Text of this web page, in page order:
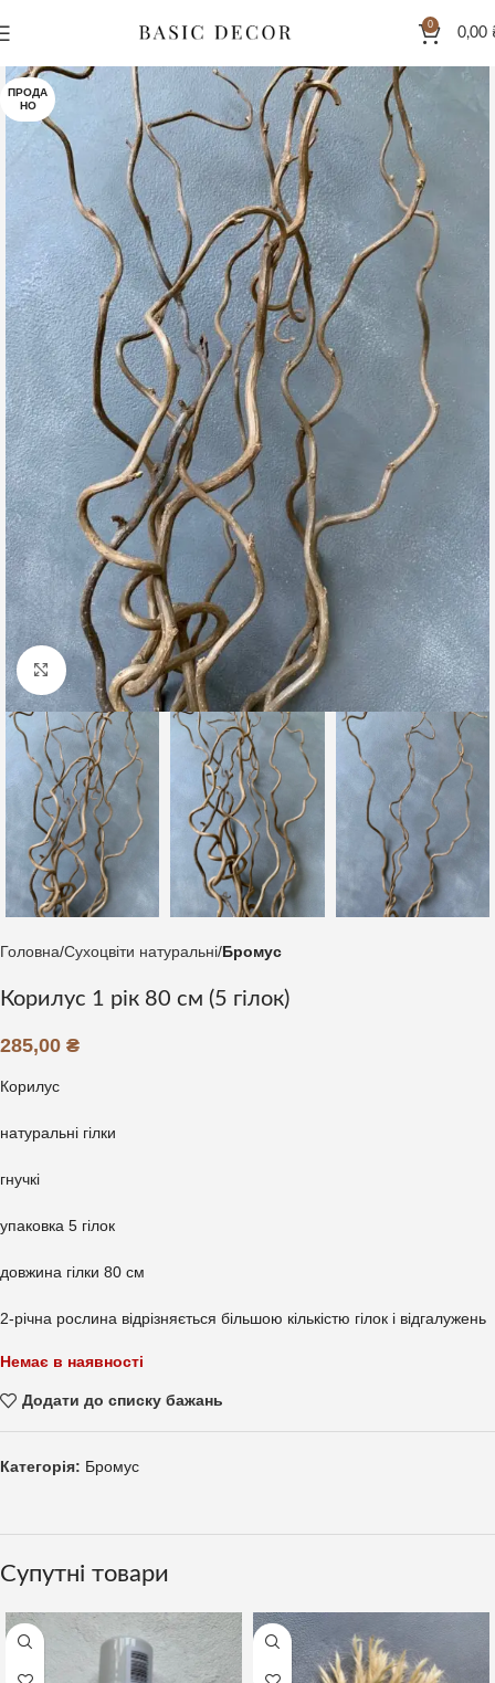
0
0,00
ПРОДА
НО
Клацніть, щоб збільшити
Головна Сухоцвіти натуральні Бромус
Корилус 1 рік 80 см (5 гілок)
285,00 ₴
Корилус
натуральні гілки
гнучкі
упаковка 5 гілок
довжина гілки 80 см
2-річна рослина відрізняється більшою кількістю гілок і відгалужень
Немає в наявності
Додати до списку бажань
Категорія: Бромус
Супутні товари